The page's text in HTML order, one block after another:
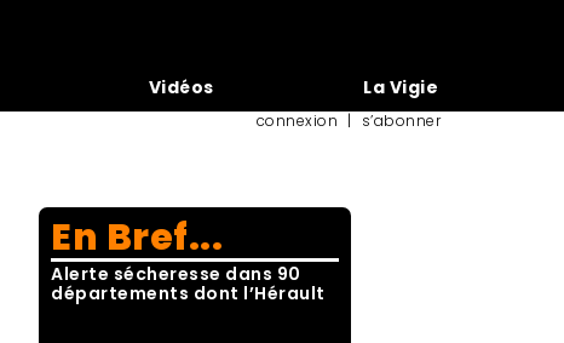
Vidéos La Vigie
connexion | s’abonner
En Bref...
Alerte sécheresse dans 90
départements dont l’Hérault